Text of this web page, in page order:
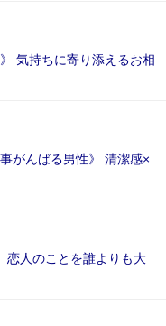
気持ちに寄り添えるお相
がんばる男性》 清潔感×
恋人のことを誰よりも大